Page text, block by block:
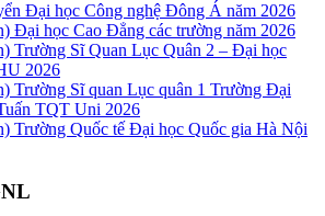
Đại học Công nghệ Đông Á năm 2026
Đại học Cao Đẳng các trường năm 2026
Trường Sĩ Quan Lục Quân 2 – Đại học
2026
Trường Sĩ quan Lục quân 1 Trường Đại
TQT Uni 2026
Trường Quốc tế Đại học Quốc gia Hà Nội